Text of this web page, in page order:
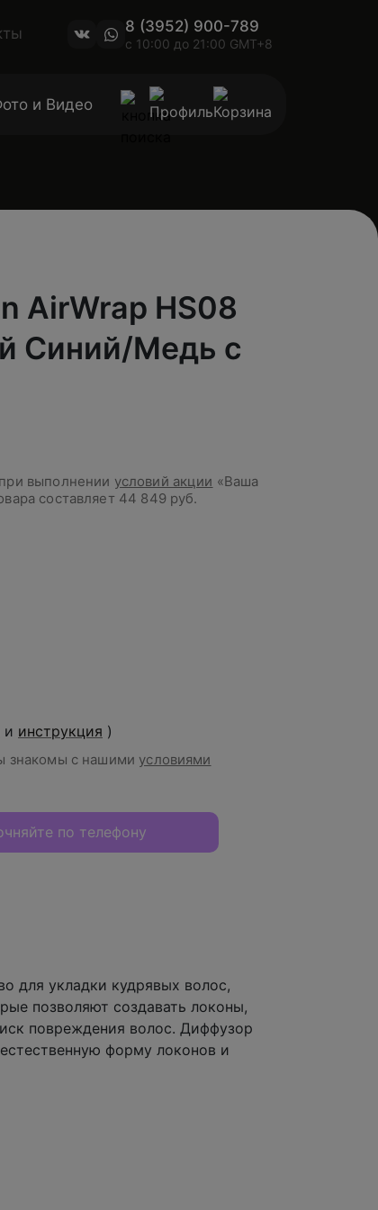
8 (3952) 900-789
с 10:00 до 21:00 GMT+8
и Видео
AirWrap HS08
Синий/Медь с
выполнении условий акции «Ваша
составляет 44 849 руб.
и инструкция )
знакомы с нашими условиями
по телефону
для укладки кудрявых волос,
позволяют создавать локоны,
повреждения волос. Диффузор
форму локонов и